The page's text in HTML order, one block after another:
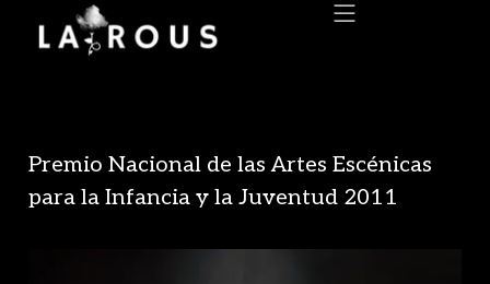
Premio Nacional de las Artes Escénicas
para la Infancia y la Juventud 2011